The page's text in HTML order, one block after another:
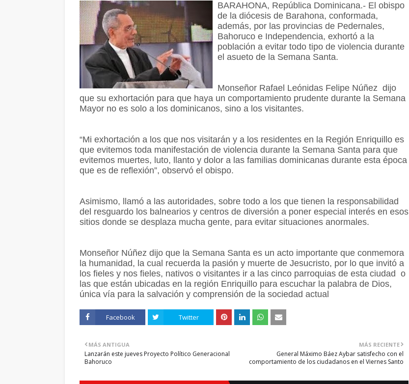
BARAHONA, República Dominicana.- El obispo
de la diócesis de Barahona, conformada,
además, por las provincias de Pedernales,
Bahoruco e Independencia, exhortó a la
población a evitar todo tipo de violencia durante
el asueto de la Semana Santa.
Monseñor Rafael Leónidas Felipe Núñez dijo
que su exhortación para que haya un comportamiento prudente durante la Semana
Mayor no es solo a los dominicanos, sino a los visitantes.
“Mi exhortación a los que nos visitarán y a los residentes en la Región Enriquillo es
que evitemos toda manifestación de violencia durante la Semana Santa para que
evitemos muertes, luto, llanto y dolor a las familias dominicanas durante esta época
que es de reflexión”, observó el obispo.
Asimismo, llamó a las autoridades, sobre todo a los que tienen la responsabilidad
del resguardo los balnearios y centros de diversión a poner especial interés en esos
sitios donde se desplaza mucha gente, para evitar situaciones anormales.
Monseñor Núñez dijo que la Semana Santa es un acto importante que conmemora
la humanidad, la cual recuerda la pasión y muerte de Jesucristo, por lo que invitó a
los fieles y nos fieles, nativos o visitantes ir a las cinco parroquias de esta ciudad o
las que están ubicadas en la región Enriquillo para escuchar la palabra de Dios,
única vía para la salvación y comprensión de la sociedad actual
Facebook Twitter
MÁS RECIENTE
General Máximo Báez Aybar satisfecho con el
comportamiento de los ciudadanos en el Viernes Santo
MÁS ANTIGUA
Lanzarán este jueves Proyecto Político Generacional
Bahoruco